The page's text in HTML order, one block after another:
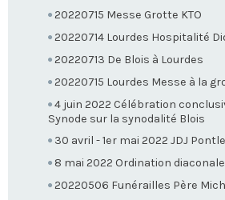
20220715 Messe Grotte KTO
20220714 Lourdes Hospitalité
20220713 De Blois à Lourdes
20220715 Lourdes Messe à la
4 juin 2022 Célébration
Synode sur la synodalité Blois
30 avril - 1er mai 2022 JDJ
8 mai 2022 Ordination
20220506 Funérailles Père